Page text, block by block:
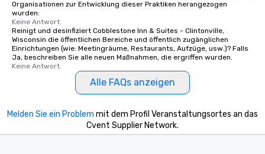
Organisationen zur Entwicklung dieser Praktiken herangezogen
wurden:
Keine Antwort.
Reinigt und desinfiziert Cobblestone Inn & Suites - Clintonville,
Wisconsin die öffentlichen Bereiche und öffentlich zugänglichen
Einrichtungen (wie: Meetingräume, Restaurants, Aufzüge, usw.)? Falls
Ja, beschreiben Sie alle neuen Maßnahmen, die ergriffen wurden.
Keine Antwort.
Alle FAQs anzeigen
Melden Sie ein Problem mit dem Profil Veranstaltungsortes an das
Cvent Supplier Network.